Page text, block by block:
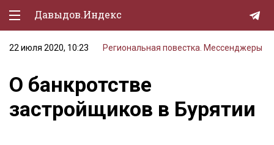
Давыдов.Индекс
Политическая жизнь
Экономика
Природа
22 июля 2020, 10:23 Региональная повестка. Мессенджеры
О банкротстве
застройщиков в Бурятии